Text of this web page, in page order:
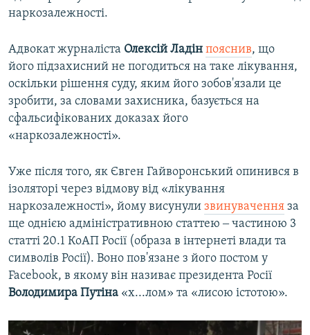
наркозалежності.
Адвокат журналіста Олексій Ладін пояснив, що
його підзахисний не погодиться на таке лікування,
оскільки рішення суду, яким його зобов'язали це
зробити, за словами захисника, базується на
сфальсифікованих доказах його
«наркозалежності».
Уже після того, як Євген Гайворонський опинився в
ізоляторі через відмову від «лікування
наркозалежності», йому висунули звинувачення за
ще однією адміністративною статтею ‒ частиною 3
статті 20.1 КоАП Росії (образа в інтернеті влади та
символів Росії). Воно пов'язане з його постом у
Facebook, в якому він називає президента Росії
Володимира Путіна «х...лом» та «лисою істотою».